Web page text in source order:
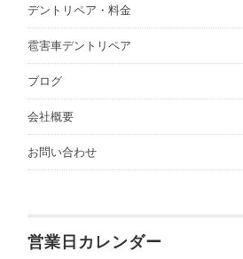
デントリペア・料金
雹害車デントリペア
ブログ
会社概要
お問い合わせ
営業日カレンダー